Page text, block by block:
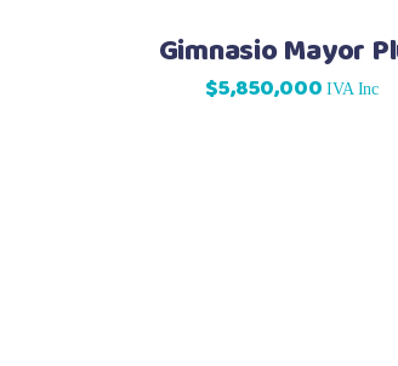
Gimnasio Mayor
$5,850,000 IVA Inc